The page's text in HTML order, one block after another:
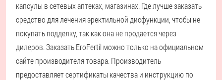
капсулы в сетевых аптеках, магазинах. Где лучше заказать
средство для лечения эректильной дисфункции, чтобы не
покупать подделку, так как она не продается через
дилеров. Заказать EroFertil можно только на официальном
сайте производителя товара. Производитель
предоставляет сертификаты качества и инструкцию по